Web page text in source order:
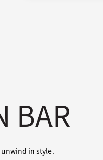
BAR
unwind in style.